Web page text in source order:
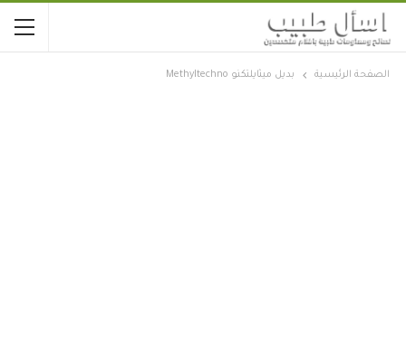
الصفحة الرئيسية بديل ميثايلتكنو Methyltechno